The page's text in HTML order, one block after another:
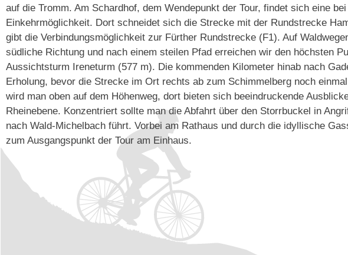
auf die Tromm. Am Schardhof, dem Wendepunkt der Tour, findet sich eine
Einkehrmöglichkeit. Dort schneidet sich die Strecke mit der Rundstrecke
gibt die Verbindungsmöglichkeit zur Fürther Rundstrecke (F1). Auf
südliche Richtung und nach einem steilen Pfad erreichen wir den höchsten
Aussichtsturm Ireneturm (577 m). Die kommenden Kilometer hinab nach
Erholung, bevor die Strecke im Ort rechts ab zum Schimmelberg noch
wird man oben auf dem Höhenweg, dort bieten sich beeindruckende
Rheinebene. Konzentriert sollte man die Abfahrt über den Storrbuckel in
nach Wald-Michelbach führt. Vorbei am Rathaus und durch die idyllische
zum Ausgangspunkt der Tour am Einhaus.